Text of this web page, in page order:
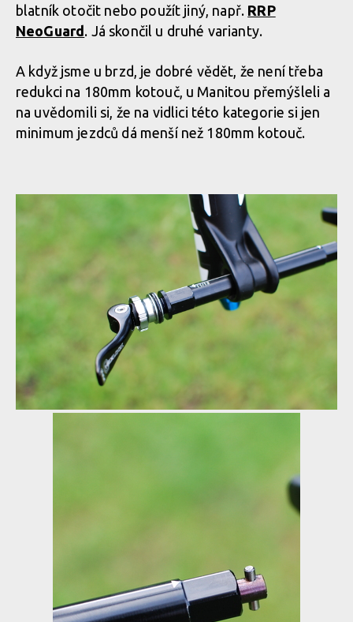
blatník otočit nebo použít jiný, např. RRP
NeoGuard . Já skončil u druhé varianty.
A když jsme u brzd, je dobré vědět, že není třeba
redukci na 180mm kotouč, u Manitou přemýšleli a
na uvědomili si, že na vidlici této kategorie si jen
minimum jezdců dá menší než 180mm kotouč.